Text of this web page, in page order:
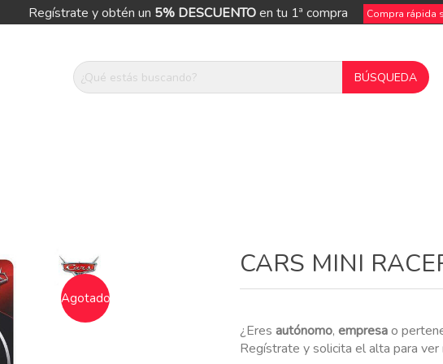
Regístrate y obtén un 5% DESCUENTOen tu 1ª compra Compra rápida
Agotado
CARS MINI
¿Eresautónomo,empresao
Regístrate y solicita el alta para